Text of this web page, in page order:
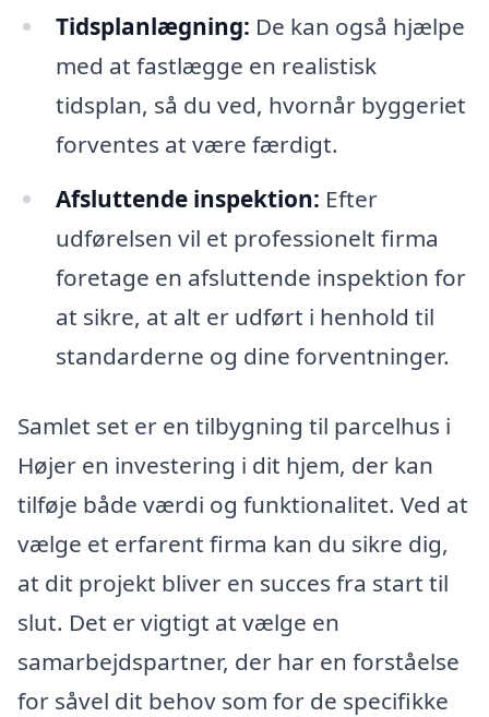
Tidsplanlægning: De kan også hjælpe
med at fastlægge en realistisk
tidsplan, så du ved, hvornår byggeriet
forventes at være færdigt.
Afsluttende inspektion: Efter
udførelsen vil et professionelt firma
foretage en afsluttende inspektion for
at sikre, at alt er udført i henhold til
standarderne og dine forventninger.
Samlet set er en tilbygning til parcelhus i
Højer en investering i dit hjem, der kan
tilføje både værdi og funktionalitet. Ved at
vælge et erfarent firma kan du sikre dig,
at dit projekt bliver en succes fra start til
slut. Det er vigtigt at vælge en
samarbejdspartner, der har en forståelse
for såvel dit behov som for de specifikke